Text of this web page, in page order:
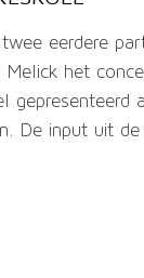
eerdere
Melick het
gepresenteerd
De input uit